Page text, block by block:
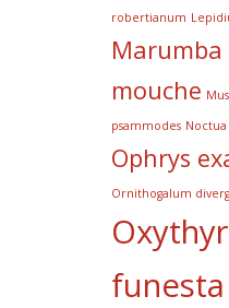
robertianum
Marumba
mouche
psammodes
Ophrys
Ornithogalum
funesta